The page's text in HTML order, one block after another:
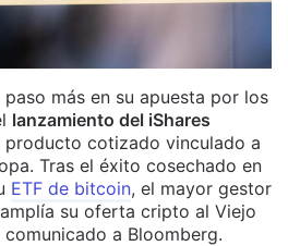
más en su apuesta por los
lanzamiento del iShares
producto cotizado vinculado a
Tras el éxito cosechado en
ETF de bitcoin, el mayor gestor
su oferta cripto al Viejo
a Bloomberg.